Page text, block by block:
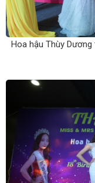
Hoa hậu Thùy